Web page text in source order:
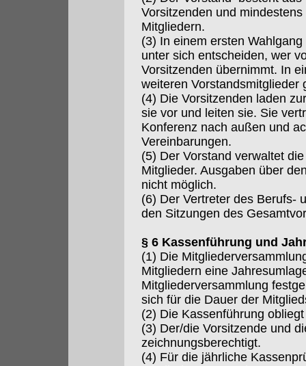
Vorsitzenden und
Mitgliedern.
(3) In einem ersten
unter sich entscheiden, wer
Vorsitzenden übernimmt. In
weiteren Vorstandsmitglieder
(4) Die Vorsitzenden laden
sie vor und leiten sie. Sie
Konferenz nach außen und
Vereinbarungen.
(5) Der Vorstand verwaltet
Mitglieder. Ausgaben über
nicht möglich.
(6) Der Vertreter des Berufs-
den Sitzungen des
§ 6 Kassenführung und
(1) Die
Mitgliedern eine
Mitgliederversammlung
sich für die Dauer der
(2) Die Kassenführung
(3) Der/die Vorsitzende und
zeichnungsberechtigt.
(4) Für die jährliche